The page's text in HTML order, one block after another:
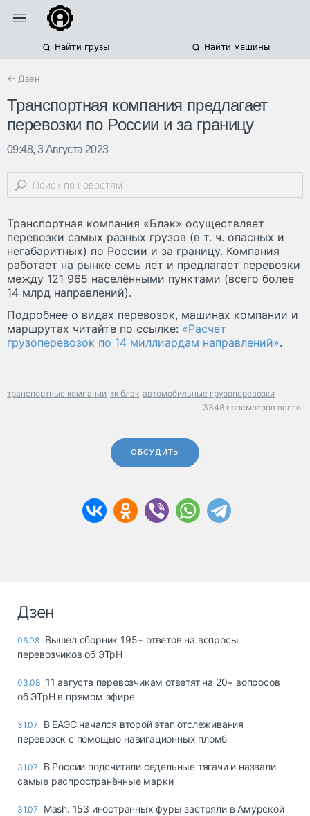
Найти грузы Найти машины
← Дзен
Транспортная компания предлагает
перевозки по России и за границу
09:48, 3 Августа 2023
Транспортная компания «Блэк» осуществляет
перевозки самых разных грузов (в т. ч. опасных и
негабаритных) по России и за границу. Компания
работает на рынке семь лет и предлагает перевозки
между 121 965 населёнными пунктами (всего более
14 млрд направлений).
Подробнее о видах перевозок, машинах компании и
маршрутах читайте по ссылке: «Расчет
грузоперевозок по 14 миллиардам направлений».
транспортные компании тк блэк автомобильные грузоперевозки
3348 просмотров всего.
ОБСУДИТЬ
Дзен
06.08 Вышел сборник 195+ ответов на вопросы
перевозчиков об ЭТрН
03.08 11 августа перевозчикам ответят на 20+ вопросов
об ЭТрН в прямом эфире
31.07
В ЕАЭС начался второй этап отслеживания
перевозок с помощью навигационных пломб
31.07
В России подсчитали седельные тягачи и назвали
самые распространённые марки
31.07
Mash: 153 иностранных фуры застряли в Амурской